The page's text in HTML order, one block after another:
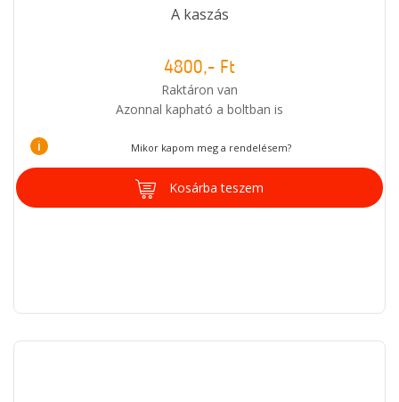
A kaszás
4800,- Ft
Raktáron van
Azonnal kapható a boltban is
i Mikor kapom meg a rendelésem?
Kosárba teszem